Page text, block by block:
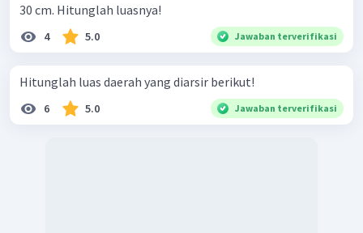
30 cm. Hitunglah luasnya!
4 5.0 Jawaban terverifikasi
Hitunglah luas daerah yang diarsir berikut!
6 5.0 Jawaban terverifikasi